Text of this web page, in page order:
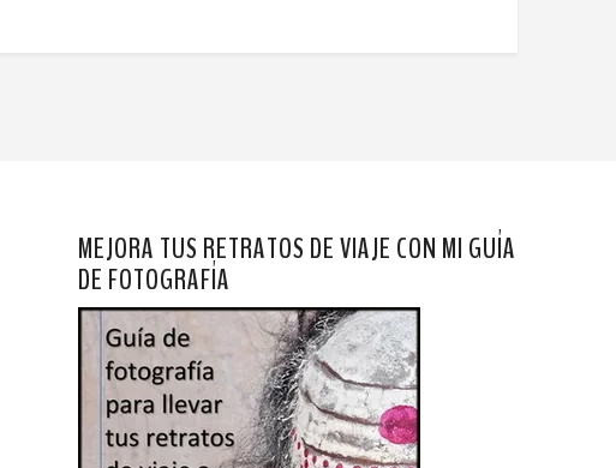
MEJORA TUS RETRATOS DE VIAJE CON MI GUÍA
DE FOTOGRAFÍA